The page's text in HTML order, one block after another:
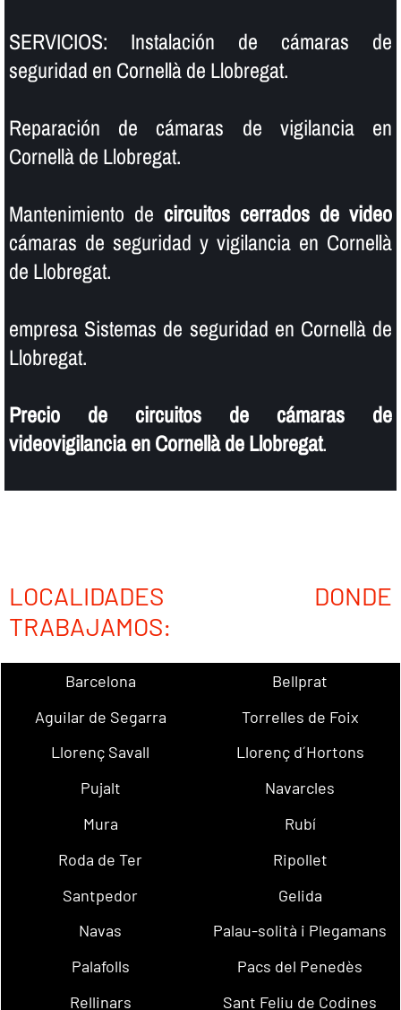
SERVICIOS: Instalación de cámaras de
seguridad en Cornellà de Llobregat.
Reparación de cámaras de vigilancia en
Cornellà de Llobregat.
Mantenimiento de circuitos cerrados de video
cámaras de seguridad y vigilancia en Cornellà
de Llobregat.
empresa Sistemas de seguridad en Cornellà de
Llobregat.
Precio de circuitos de cámaras de
videovigilancia en Cornellà de Llobregat.
LOCALIDADES DONDE
TRABAJAMOS:
Barcelona
Bellprat
Aguilar de Segarra
Torrelles de Foix
Llorenç Savall
Llorenç d´Hortons
Pujalt
Navarcles
Mura
Rubí
Roda de Ter
Ripollet
Santpedor
Gelida
Navas
Palau-solità i Plegamans
Palafolls
Pacs del Penedès
Rellinars
Sant Feliu de Codines